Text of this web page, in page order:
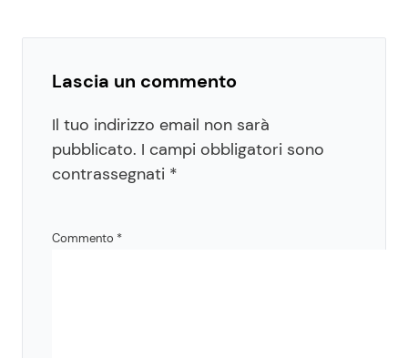
Lascia un commento
Il tuo indirizzo email non sarà
pubblicato. I campi obbligatori sono
contrassegnati *
Commento *